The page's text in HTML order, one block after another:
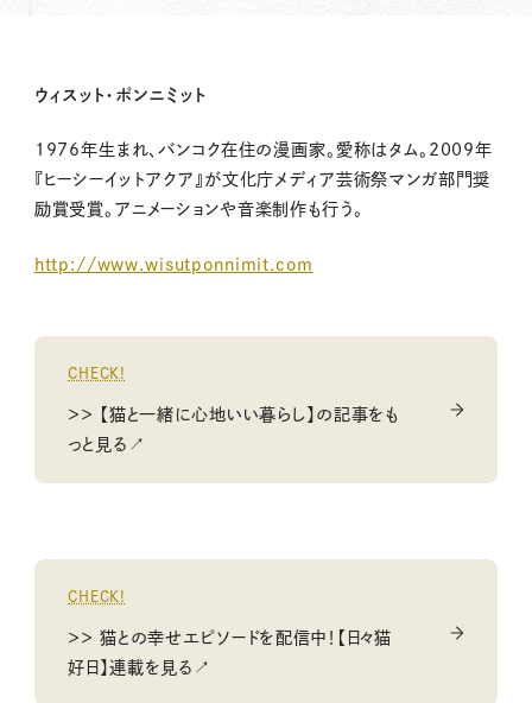
ウィスット・ポンニミット
1976年生まれ、バンコク在住の漫画家。愛称はタム。2009年
『ヒーシーイットアクア』が文化庁メディア芸術祭マンガ部門奨
励賞受賞。アニメーションや音楽制作も行う。
http://www.wisutponnimit.com
CHECK!
＞＞ 【猫と一緒に心地いい暮らし】の記事をも
っと見る↗
CHECK!
＞＞ 猫との幸せエピソードを配信中！【日々猫
好日】連載を見る↗